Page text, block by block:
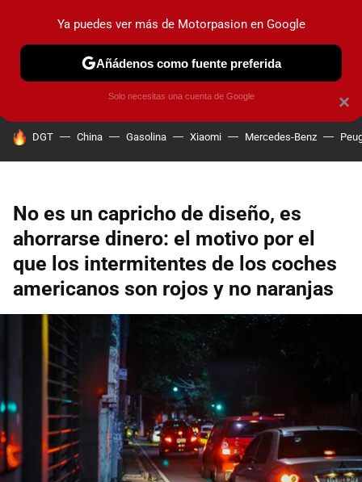
PRUEBAS COCHES ELÉCTRICOS OBSERVATORIO
HOY SE HABLA DE
DGT China Gasolina Xiaomi Mercedes-Benz
No es un capricho de diseño, es
ahorrarse dinero: el motivo por el
que los intermitentes de los coches
americanos son rojos y no naranjas
×
Ya puedes ver más de Motorpasion en Google
Añádenos como fuente preferida
Solo necesitas una cuenta de Google